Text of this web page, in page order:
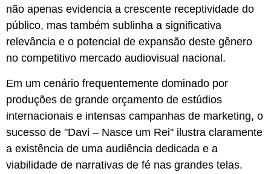
não apenas evidencia a crescente receptividade do
público, mas também sublinha a significativa
relevância e o potencial de expansão deste gênero
no competitivo mercado audiovisual nacional.
Em um cenário frequentemente dominado por
produções de grande orçamento de estúdios
internacionais e intensas campanhas de marketing, o
sucesso de "Davi – Nasce um Rei" ilustra claramente
a existência de uma audiência dedicada e a
viabilidade de narrativas de fé nas grandes telas.